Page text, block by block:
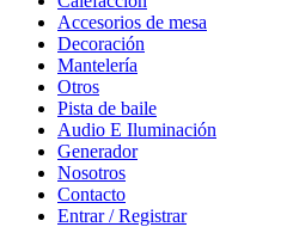
Accesorios de mesa
Decoración
Mantelería
Otros
Pista de baile
Audio E Iluminación
Generador
Nosotros
Contacto
Entrar / Registrar